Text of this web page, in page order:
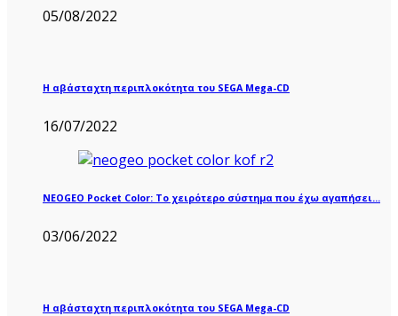
05/08/2022
Η αβάσταχτη περιπλοκότητα του SEGA Mega-CD
16/07/2022
NEOGEO Pocket Color: Το χειρότερο σύστημα που έχω αγαπήσει…
03/06/2022
Η αβάσταχτη περιπλοκότητα του SEGA Mega-CD